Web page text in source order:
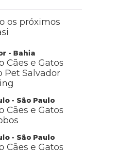
os próximos
- Bahia
Cães e Gatos
Pet Salvador
- São Paulo
Cães e Gatos
- São Paulo
Cães e Gatos